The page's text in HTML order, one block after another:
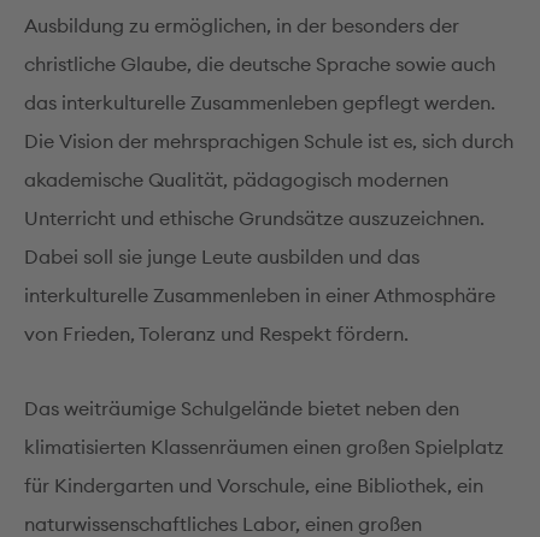
Ausbildung zu ermöglichen, in der besonders der
christliche Glaube, die deutsche Sprache sowie auch
das interkulturelle Zusammenleben gepflegt werden.
Die Vision der mehrsprachigen Schule ist es, sich durch
akademische Qualität, pädagogisch modernen
Unterricht und ethische Grundsätze auszuzeichnen.
Dabei soll sie junge Leute ausbilden und das
interkulturelle Zusammenleben in einer Athmosphäre
von Frieden, Toleranz und Respekt fördern.
Das weiträumige Schulgelände bietet neben den
klimatisierten Klassenräumen einen großen Spielplatz
für Kindergarten und Vorschule, eine Bibliothek, ein
naturwissenschaftliches Labor, einen großen